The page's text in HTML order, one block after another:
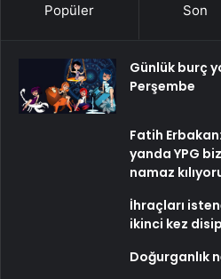
Popüler Son
Günlük burç
Perşembe
Fatih
yanda YPG
namaz
İhraçları
ikinci kez
Doğurganlık